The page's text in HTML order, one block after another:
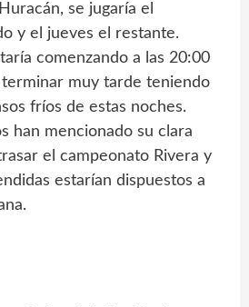
se jugaría el
y el jueves el restante.
comenzando a las 20:00
muy tarde teniendo
fríos de estas noches.
han mencionado su clara
el campeonato Rivera y
estarían dispuestos a